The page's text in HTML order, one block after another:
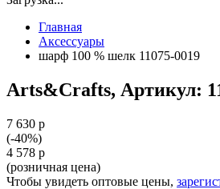
Главная
Аксессуары
шарф 100 % шелк 11075-0019
Arts&Crafts, Артикул:
7 630 р
(-40%)
4 578 р
(розничная цена)
Чтобы увидеть оптовые цены,